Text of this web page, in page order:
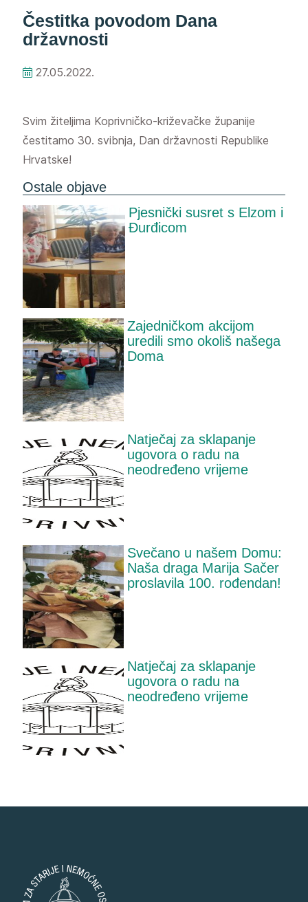
Čestitka povodom Dana
državnosti
27.05.2022.
Svim žiteljima Koprivničko-križevačke županije
čestitamo 30. svibnja, Dan državnosti Republike
Hrvatske!
Ostale objave
Pjesnički susret s Elzom i
Đurđicom
Zajedničkom akcijom
uredili smo okoliš našega
Doma
Natječaj za sklapanje
ugovora o radu na
neodređeno vrijeme
Svečano u našem Domu:
Naša draga Marija Sačer
proslavila 100. rođendan!
Natječaj za sklapanje
ugovora o radu na
neodređeno vrijeme